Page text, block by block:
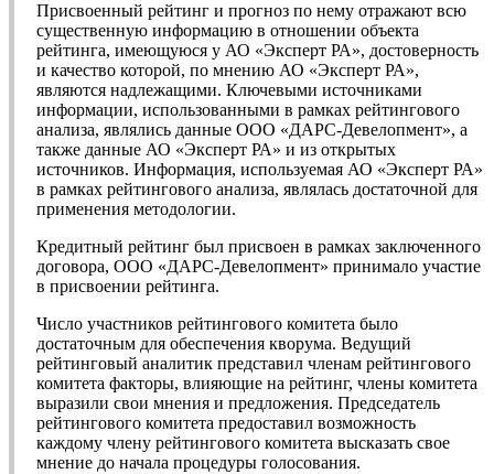
Присвоенный рейтинг и прогноз по нему отражают всю
существенную информацию в отношении объекта
рейтинга, имеющуюся у АО «Эксперт РА», достоверность
и качество которой, по мнению АО «Эксперт РА»,
являются надлежащими. Ключевыми источниками
информации, использованными в рамках рейтингового
анализа, являлись данные ООО «ДАРС-Девелопмент», а
также данные АО «Эксперт РА» и из открытых
источников. Информация, используемая АО «Эксперт РА»
в рамках рейтингового анализа, являлась достаточной для
применения методологии.
Кредитный рейтинг был присвоен в рамках заключенного
договора, ООО «ДАРС-Девелопмент» принимало участие
в присвоении рейтинга.
Число участников рейтингового комитета было
достаточным для обеспечения кворума. Ведущий
рейтинговый аналитик представил членам рейтингового
комитета факторы, влияющие на рейтинг, члены комитета
выразили свои мнения и предложения. Председатель
рейтингового комитета предоставил возможность
каждому члену рейтингового комитета высказать свое
мнение до начала процедуры голосования.